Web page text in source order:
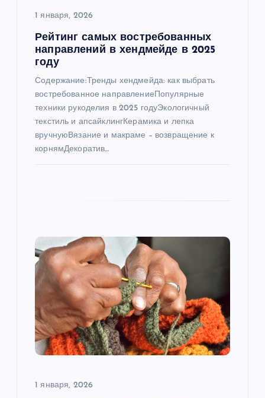
1 января, 2026
Рейтинг самых востребованных
направлений в хендмейде в 2025
году
Содержание:Тренды хендмейда: как выбрать
востребованное направлениеПопулярные
техники рукоделия в 2025 годуЭкологичный
текстиль и апсайклингКерамика и лепка
вручнуюВязание и макраме – возвращение к
корнямДекоратив…
1 января, 2026